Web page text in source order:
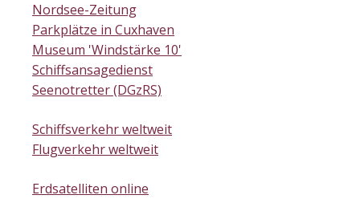
Nordsee-Zeitung
Parkplätze in Cuxhaven
Museum 'Windstärke 10'
Schiffsansagedienst
Seenotretter (DGzRS)
Schiffsverkehr weltweit
Flugverkehr weltweit
Erdsatelliten online